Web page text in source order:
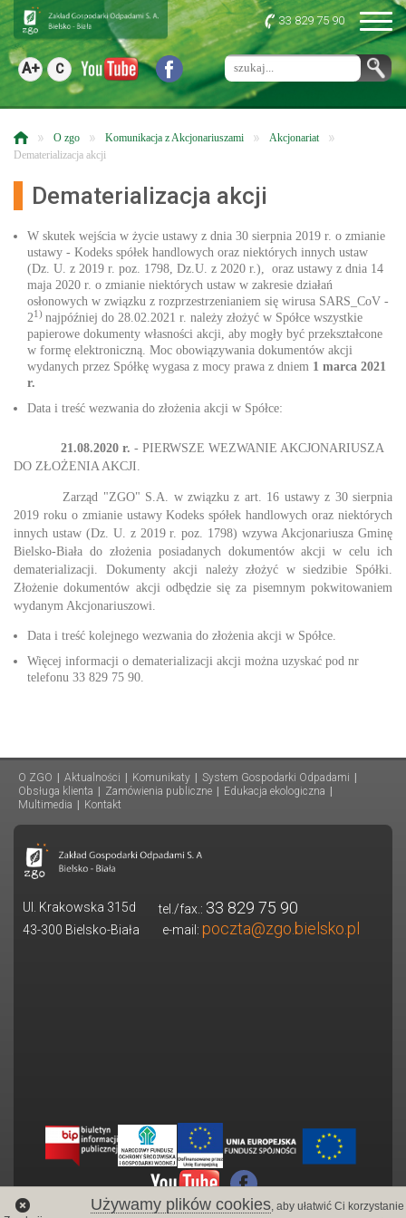
A+ C
33 829 75 90
» O zgo » Komunikacja z Akcjonariuszami » Akcjonariat »
Dematerializacja akcji
Dematerializacja akcji
W skutek wejścia w życie ustawy z dnia 30 sierpnia 2019 r. o zmianie
ustawy - Kodeks spółek handlowych oraz niektórych innych ustaw
(Dz. U. z 2019 r. poz. 1798, Dz.U. z 2020 r.), oraz ustawy z dnia 14
maja 2020 r. o zmianie niektórych ustaw w zakresie działań
osłonowych w związku z rozprzestrzenianiem się wirusa SARS_CoV -
21) najpóźniej do 28.02.2021 r. należy złożyć w Spółce wszystkie
papierowe dokumenty własności akcji, aby mogły być przekształcone
w formę elektroniczną. Moc obowiązywania dokumentów akcji
wydanych przez Spółkę wygasa z mocy prawa z dniem 1 marca 2021
r.
Data i treść wezwania do złożenia akcji w Spółce:
21.08.2020 r. - PIERWSZE WEZWANIE AKCJONARIUSZA
DO ZŁOŻENIA AKCJI.
Zarząd "ZGO" S.A. w związku z art. 16 ustawy z 30 sierpnia
2019 roku o zmianie ustawy Kodeks spółek handlowych oraz niektórych
innych ustaw (Dz. U. z 2019 r. poz. 1798) wzywa Akcjonariusza Gminę
Bielsko-Biała do złożenia posiadanych dokumentów akcji w celu ich
dematerializacji. Dokumenty akcji należy złożyć w siedzibie Spółki.
Złożenie dokumentów akcji odbędzie się za pisemnym pokwitowaniem
wydanym Akcjonariuszowi.
Data i treść kolejnego wezwania do złożenia akcji w Spółce.
Więcej informacji o dematerializacji akcji można uzyskać pod nr
telefonu 33 829 75 90.
O ZGO Aktualności Komunikaty System Gospodarki Odpadami
Obsługa klienta
Zamówienia publiczne Edukacja ekologiczna
Multimedia
Kontakt
Ul. Krakowska 315d tel./fax.: 33 829 75 90
43-300 Bielsko-Biała e-mail: poczta@zgo.bielsko.pl
Używamy plików cookies, aby ułatwić Ci